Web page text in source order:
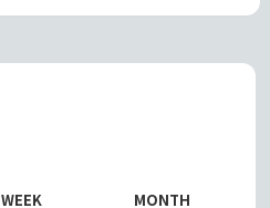
WEEK MONTH